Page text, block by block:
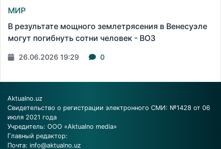
МИР
В результате мощного землетрясения в Венесуэле
могут погибнуть сотни человек - ВОЗ
26.06.2026 19:29 0
Aktualno.uz
Свидетельство о регистрации электронного СМИ: №1428 от 06
июля 2021 года
Учредитель: ООО «Aktualno media»
Главный редактор:
Почта: info@aktualno.uz